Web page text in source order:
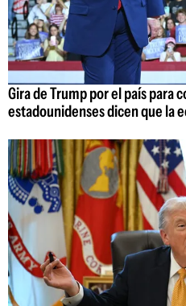
Gira de Trump por el país para
estadounidenses dicen que la